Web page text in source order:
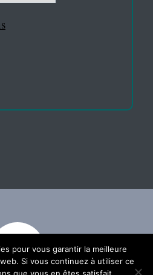
pour vous garantir la meilleure
Si vous continuez à utiliser ce